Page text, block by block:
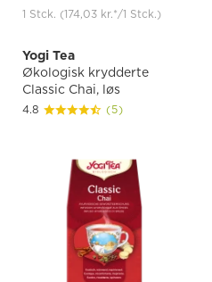
1 Stck. (174,03 kr.*/1 Stck.)
Yogi Tea
Økologisk krydderte
Classic Chai, løs
4.8 (5)